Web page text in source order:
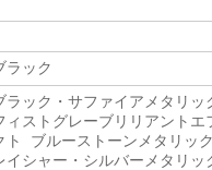
ラック
ラック・サファイアメタリ
ィストグレーブリリアントエ
ト ブルーストーンメタリッ
イシャー・シルバーメタリ